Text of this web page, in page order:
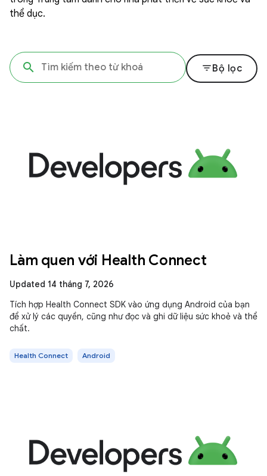
thể dục.
filter_listBộ lọc
Làm quen với Health Connect
Updated 14 tháng 7, 2026
Tích hợp Health Connect SDK vào ứng dụng Android của bạn
để xử lý các quyền, cũng như đọc và ghi dữ liệu sức khoẻ và thể
chất.
Health Connect Android